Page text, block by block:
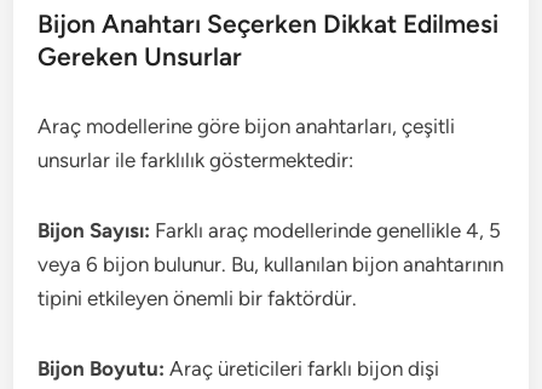
Bijon Anahtarı Seçerken Dikkat Edilmesi
Gereken Unsurlar
Araç modellerine göre bijon anahtarları, çeşitli
unsurlar ile farklılık göstermektedir:
Bijon Sayısı: Farklı araç modellerinde genellikle 4, 5
veya 6 bijon bulunur. Bu, kullanılan bijon anahtarının
tipini etkileyen önemli bir faktördür.
Bijon Boyutu: Araç üreticileri farklı bijon dişi